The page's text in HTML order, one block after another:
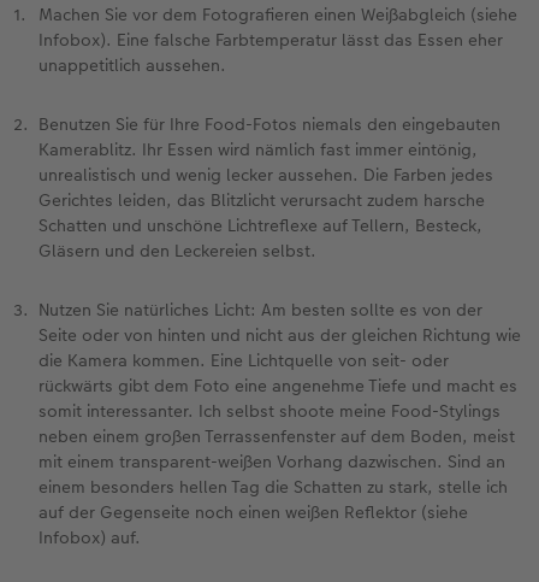
Machen Sie vor dem Fotografieren einen Weißabgleich (siehe
Infobox). Eine falsche Farbtemperatur lässt das Essen eher
unappetitlich aussehen.
Benutzen Sie für Ihre Food-Fotos niemals den eingebauten
Kamerablitz. Ihr Essen wird nämlich fast immer eintönig,
unrealistisch und wenig lecker aussehen. Die Farben jedes
Gerichtes leiden, das Blitzlicht verursacht zudem harsche
Schatten und unschöne Lichtreflexe auf Tellern, Besteck,
Gläsern und den Leckereien selbst.
Nutzen Sie natürliches Licht: Am besten sollte es von der
Seite oder von hinten und nicht aus der gleichen Richtung wie
die Kamera kommen. Eine Lichtquelle von seit- oder
rückwärts gibt dem Foto eine angenehme Tiefe und macht es
somit interessanter. Ich selbst shoote meine Food-Stylings
neben einem großen Terrassenfenster auf dem Boden, meist
mit einem transparent-weißen Vorhang dazwischen. Sind an
einem besonders hellen Tag die Schatten zu stark, stelle ich
auf der Gegenseite noch einen weißen Reflektor (siehe
Infobox) auf.